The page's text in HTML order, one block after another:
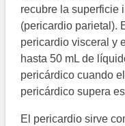
recubre la superficie
(pericardio parietal).
pericardio visceral y
hasta 50 mL de
pericárdico cuando
pericárdico supera
El pericardio sirve